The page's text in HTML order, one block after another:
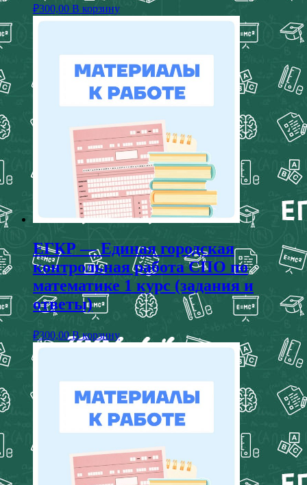
₽300,00 В корзину
ЕГКР — Единая городская
контрольная работа СПО по
математике 1 курс (задания и
ответы)
₽300,00 В корзину